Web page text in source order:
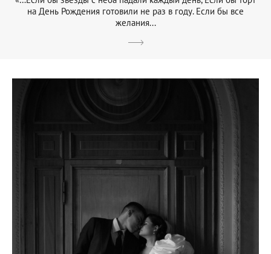
на День Рождения готовили не раз в году. Если бы все
желания...